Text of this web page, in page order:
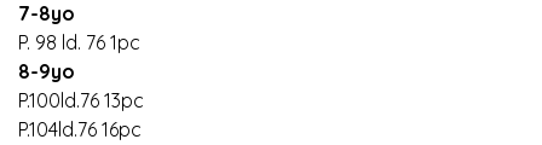
7-8yo
P. 98 ld. 76 1pc
8-9yo
P.100ld.76 13pc
P.104ld.76 16pc